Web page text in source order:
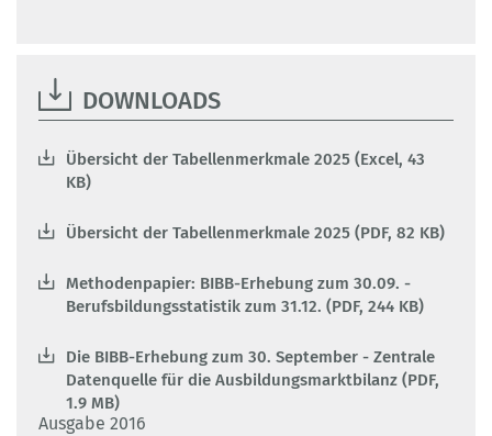
DOWNLOADS
Übersicht der Tabellenmerkmale 2025 (Excel, 43
KB)
Übersicht der Tabellenmerkmale 2025 (PDF, 82 KB)
Methodenpapier: BIBB-Erhebung zum 30.09. -
Berufsbildungsstatistik zum 31.12. (PDF, 244 KB)
Die BIBB-Erhebung zum 30. September - Zentrale
Datenquelle für die Ausbildungsmarktbilanz (PDF,
1.9 MB)
Ausgabe 2016